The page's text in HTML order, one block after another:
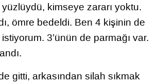
kimseye zararı yoktu.
ömre bedeldi. Ben 4 kişinin de
istiyorum. 3’ünün de parmağı var.
gitti, arkasından silah sıkmak